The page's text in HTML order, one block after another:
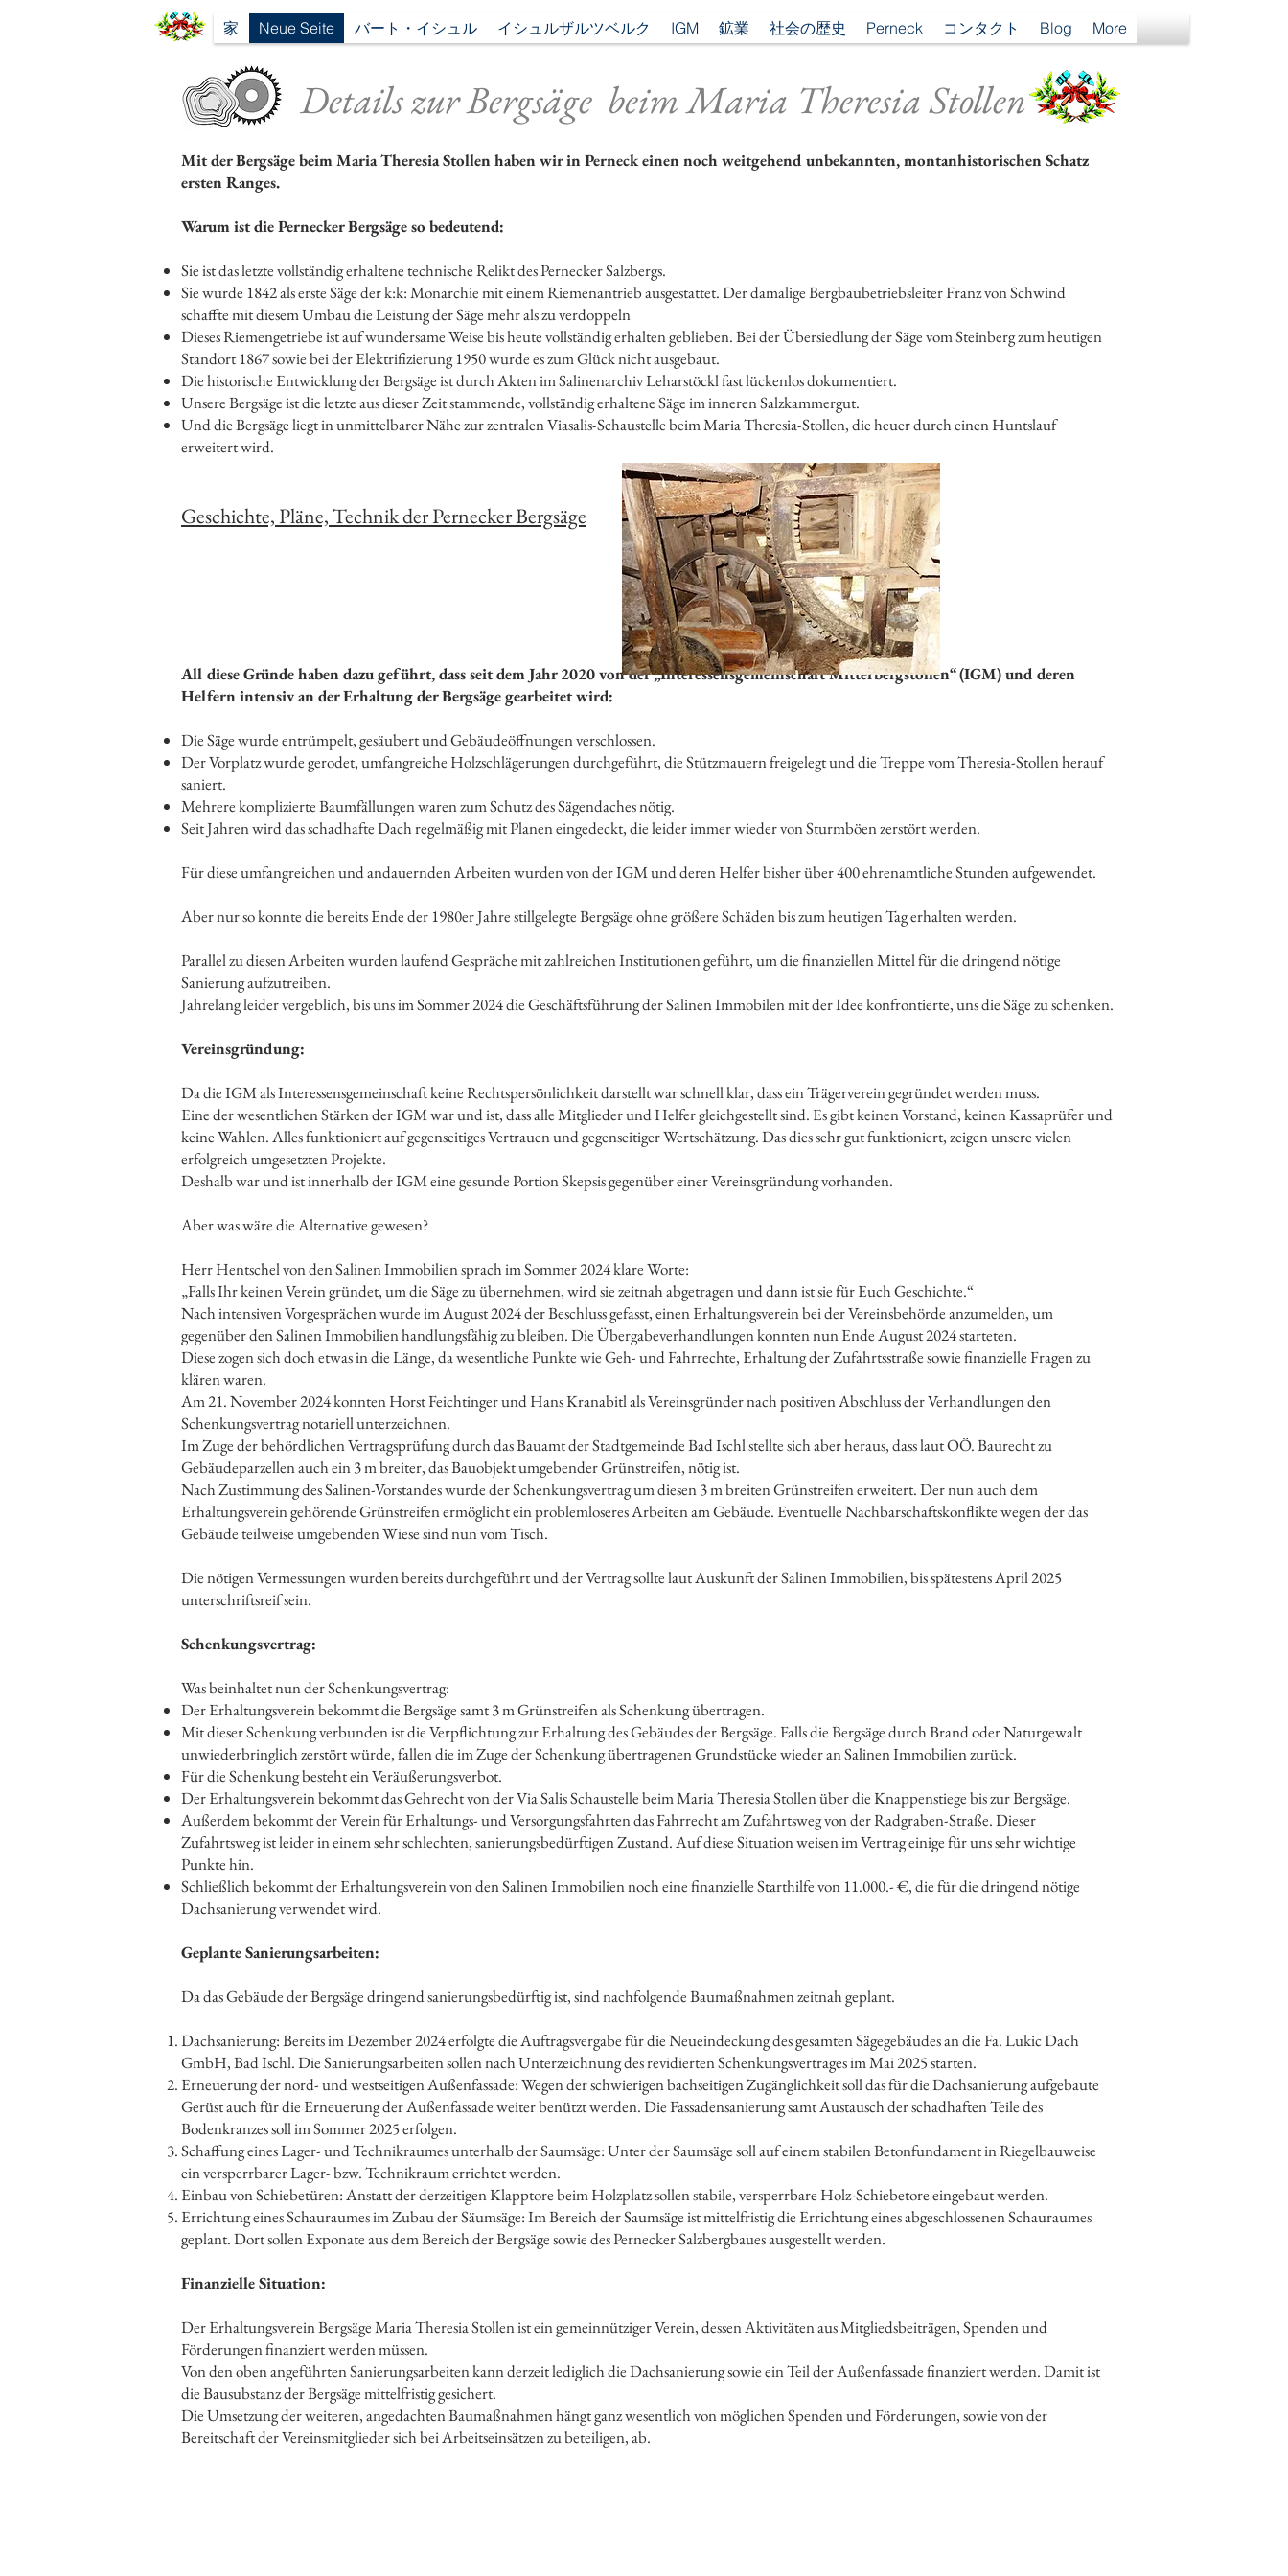
家 Neue Seite バート・イシュル イシュルザルツベルク IGM 鉱業 社会の歴史 Perneck コンタクト Blog More
Details zur Bergsäge beim Maria Theresia Stollen
Mit der Bergsäge beim Maria Theresia Stollen haben wir in Perneck einen noch weitgehend unbekannten, montanhistorischen Schatz
ersten Ranges.
Warum ist die Pernecker Bergsäge so bedeutend:
Sie ist das letzte vollständig erhaltene technische Relikt des Pernecker Salzbergs.
Sie wurde 1842 als erste Säge der k:k: Monarchie mit einem Riemenantrieb ausgestattet. Der damalige Bergbaubetriebsleiter Franz von Schwind
schaffte mit diesem Umbau die Leistung der Säge mehr als zu verdoppeln
Dieses Riemengetriebe ist auf wundersame Weise bis heute vollständig erhalten geblieben. Bei der Übersiedlung der Säge vom Steinberg zum heutigen
Standort 1867 sowie bei der Elektrifizierung 1950 wurde es zum Glück nicht ausgebaut.
Die historische Entwicklung der Bergsäge ist durch Akten im Salinenarchiv Leharstöckl fast lückenlos dokumentiert.
Unsere Bergsäge ist die letzte aus dieser Zeit stammende, vollständig erhaltene Säge im inneren Salzkammergut.
Und die Bergsäge liegt in unmittelbarer Nähe zur zentralen Viasalis-Schaustelle beim Maria Theresia-Stollen, die heuer durch einen Huntslauf
erweitert wird.
Geschichte, Pläne, Technik der Pernecker Bergsäge
All diese Gründe haben dazu geführt, dass seit dem Jahr 2020 von der „Interessensgemeinschaft Mitterbergstollen“ (IGM) und deren
Helfern intensiv an der Erhaltung der Bergsäge gearbeitet wird:
Die Säge wurde entrümpelt, gesäubert und Gebäudeöffnungen verschlossen.
Der Vorplatz wurde gerodet, umfangreiche Holzschlägerungen durchgeführt, die Stützmauern freigelegt und die Treppe vom Theresia-Stollen herauf
saniert.
Mehrere komplizierte Baumfällungen waren zum Schutz des Sägendaches nötig.
Seit Jahren wird das schadhafte Dach regelmäßig mit Planen eingedeckt, die leider immer wieder von Sturmböen zerstört werden.
Für diese umfangreichen und andauernden Arbeiten wurden von der IGM und deren Helfer bisher über 400 ehrenamtliche Stunden aufgewendet.
Aber nur so konnte die bereits Ende der 1980er Jahre stillgelegte Bergsäge ohne größere Schäden bis zum heutigen Tag erhalten werden.
Parallel zu diesen Arbeiten wurden laufend Gespräche mit zahlreichen Institutionen geführt, um die finanziellen Mittel für die dringend nötige
Sanierung aufzutreiben.
Jahrelang leider vergeblich, bis uns im Sommer 2024 die Geschäftsführung der Salinen Immobilen mit der Idee konfrontierte, uns die Säge zu schenken.
Vereinsgründung:
Da die IGM als Interessensgemeinschaft keine Rechtspersönlichkeit darstellt war schnell klar, dass ein Trägerverein gegründet werden muss.
Eine der wesentlichen Stärken der IGM war und ist, dass alle Mitglieder und Helfer gleichgestellt sind. Es gibt keinen Vorstand, keinen Kassaprüfer und
keine Wahlen. Alles funktioniert auf gegenseitiges Vertrauen und gegenseitiger Wertschätzung. Das dies sehr gut funktioniert, zeigen unsere vielen
erfolgreich umgesetzten Projekte.
Deshalb war und ist innerhalb der IGM eine gesunde Portion Skepsis gegenüber einer Vereinsgründung vorhanden.
Aber was wäre die Alternative gewesen?
Herr Hentschel von den Salinen Immobilien sprach im Sommer 2024 klare Worte:
„Falls Ihr keinen Verein gründet, um die Säge zu übernehmen, wird sie zeitnah abgetragen und dann ist sie für Euch Geschichte.“
Nach intensiven Vorgesprächen wurde im August 2024 der Beschluss gefasst, einen Erhaltungsverein bei der Vereinsbehörde anzumelden, um
gegenüber den Salinen Immobilien handlungsfähig zu bleiben. Die Übergabeverhandlungen konnten nun Ende August 2024 starteten.
Diese zogen sich doch etwas in die Länge, da wesentliche Punkte wie Geh- und Fahrrechte, Erhaltung der Zufahrtsstraße sowie finanzielle Fragen zu
klären waren.
Am 21. November 2024 konnten Horst Feichtinger und Hans Kranabitl als Vereinsgründer nach positiven Abschluss der Verhandlungen den
Schenkungsvertrag notariell unterzeichnen.
Im Zuge der behördlichen Vertragsprüfung durch das Bauamt der Stadtgemeinde Bad Ischl stellte sich aber heraus, dass laut OÖ. Baurecht zu
Gebäudeparzellen auch ein 3 m breiter, das Bauobjekt umgebender Grünstreifen, nötig ist.
Nach Zustimmung des Salinen-Vorstandes wurde der Schenkungsvertrag um diesen 3 m breiten Grünstreifen erweitert. Der nun auch dem
Erhaltungsverein gehörende Grünstreifen ermöglicht ein problemloseres Arbeiten am Gebäude. Eventuelle Nachbarschaftskonflikte wegen der das
Gebäude teilweise umgebenden Wiese sind nun vom Tisch.
Die nötigen Vermessungen wurden bereits durchgeführt und der Vertrag sollte laut Auskunft der Salinen Immobilien, bis spätestens April 2025
unterschriftsreif sein.
Schenkungsvertrag:
Was beinhaltet nun der Schenkungsvertrag:
Der Erhaltungsverein bekommt die Bergsäge samt 3 m Grünstreifen als Schenkung übertragen.
Mit dieser Schenkung verbunden ist die Verpflichtung zur Erhaltung des Gebäudes der Bergsäge. Falls die Bergsäge durch Brand oder Naturgewalt
unwiederbringlich zerstört würde, fallen die im Zuge der Schenkung übertragenen Grundstücke wieder an Salinen Immobilien zurück.
Für die Schenkung besteht ein Veräußerungsverbot.
Der Erhaltungsverein bekommt das Gehrecht von der Via Salis Schaustelle beim Maria Theresia Stollen über die Knappenstiege bis zur Bergsäge.
Außerdem bekommt der Verein für Erhaltungs- und Versorgungsfahrten das Fahrrecht am Zufahrtsweg von der Radgraben-Straße. Dieser
Zufahrtsweg ist leider in einem sehr schlechten, sanierungsbedürftigen Zustand. Auf diese Situation weisen im Vertrag einige für uns sehr wichtige
Punkte hin.
Schließlich bekommt der Erhaltungsverein von den Salinen Immobilien noch eine finanzielle Starthilfe von 11.000.- €, die für die dringend nötige
Dachsanierung verwendet wird.
Geplante Sanierungsarbeiten:
Da das Gebäude der Bergsäge dringend sanierungsbedürftig ist, sind nachfolgende Baumaßnahmen zeitnah geplant.
Dachsanierung: Bereits im Dezember 2024 erfolgte die Auftragsvergabe für die Neueindeckung des gesamten Sägegebäudes an die Fa. Lukic Dach
GmbH, Bad Ischl. Die Sanierungsarbeiten sollen nach Unterzeichnung des revidierten Schenkungsvertrages im Mai 2025 starten.
Erneuerung der nord- und westseitigen Außenfassade: Wegen der schwierigen bachseitigen Zugänglichkeit soll das für die Dachsanierung aufgebaute
Gerüst auch für die Erneuerung der Außenfassade weiter benützt werden. Die Fassadensanierung samt Austausch der schadhaften Teile des
Bodenkranzes soll im Sommer 2025 erfolgen.
Schaffung eines Lager- und Technikraumes unterhalb der Saumsäge: Unter der Saumsäge soll auf einem stabilen Betonfundament in Riegelbauweise
ein versperrbarer Lager- bzw. Technikraum errichtet werden.
Einbau von Schiebetüren: Anstatt der derzeitigen Klapptore beim Holzplatz sollen stabile, versperrbare Holz-Schiebetore eingebaut werden.
Errichtung eines Schauraumes im Zubau der Säumsäge: Im Bereich der Saumsäge ist mittelfristig die Errichtung eines abgeschlossenen Schauraumes
geplant. Dort sollen Exponate aus dem Bereich der Bergsäge sowie des Pernecker Salzbergbaues ausgestellt werden.
Finanzielle Situation:
Der Erhaltungsverein Bergsäge Maria Theresia Stollen ist ein gemeinnütziger Verein, dessen Aktivitäten aus Mitgliedsbeiträgen, Spenden und
Förderungen finanziert werden müssen.
Von den oben angeführten Sanierungsarbeiten kann derzeit lediglich die Dachsanierung sowie ein Teil der Außenfassade finanziert werden. Damit ist
die Bausubstanz der Bergsäge mittelfristig gesichert.
Die Umsetzung der weiteren, angedachten Baumaßnahmen hängt ganz wesentlich von möglichen Spenden und Förderungen, sowie von der
Bereitschaft der Vereinsmitglieder sich bei Arbeitseinsätzen zu beteiligen, ab.